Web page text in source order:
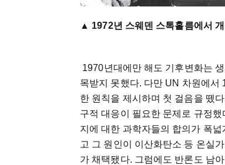
▲ 1972년 스웨덴 스톡홀름에서
1970년대에만 해도 기후변화는
목받지 못했다. 다만 UN 차원에서
한 원칙을 제시하며 첫 걸음을 뗐
구적 대응이 필요한 문제로 규정
지에 대한 과학자들의 합의가 폭
고 그 원인이 이산화탄소 등 온실
가 채택됐다. 그럼에도 반론도 남